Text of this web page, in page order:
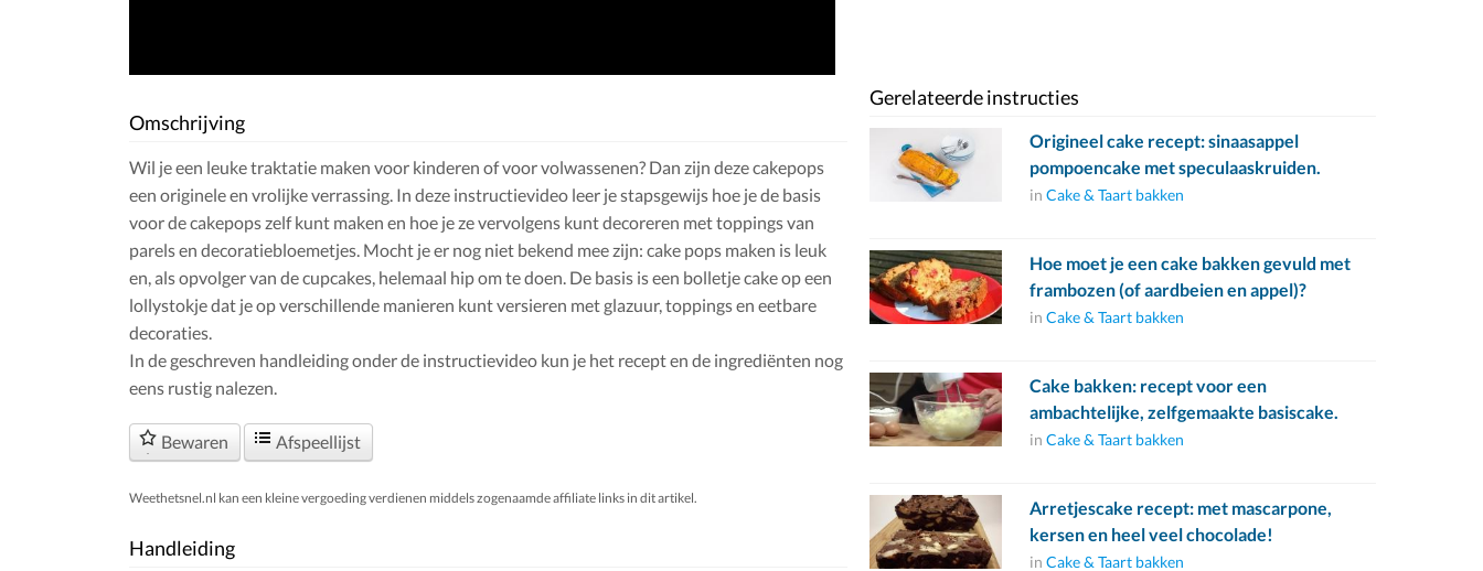
Omschrijving
Wil je een leuke traktatie maken voor kinderen of voor volwassenen? Dan zijn deze cakepops
een originele en vrolijke verrassing. In deze instructievideo leer je stapsgewijs hoe je de basis
voor de cakepops zelf kunt maken en hoe je ze vervolgens kunt decoreren met toppings van
parels en decoratiebloemetjes. Mocht je er nog niet bekend mee zijn: cake pops maken is leuk
en, als opvolger van de cupcakes, helemaal hip om te doen. De basis is een bolletje cake op een
lollystokje dat je op verschillende manieren kunt versieren met glazuur, toppings en eetbare
decoraties.
In de geschreven handleiding onder de instructievideo kun je het recept en de ingrediënten nog
eens rustig nalezen.
Bewaren Afspeellijst
Weethetsnel.nl kan een kleine vergoeding verdienen middels zogenaamde affiliate links in dit artikel.
Handleiding
Gerelateerde instructies
Origineel cake recept: sinaasappel
pompoencake met speculaaskruiden.
in Cake & Taart bakken
Hoe moet je een cake bakken gevuld met
frambozen (of aardbeien en appel)?
in Cake & Taart bakken
Cake bakken: recept voor een
ambachtelijke, zelfgemaakte basiscake.
in Cake & Taart bakken
Arretjescake recept: met mascarpone,
kersen en heel veel chocolade!
in Cake & Taart bakken